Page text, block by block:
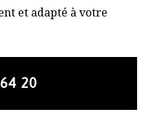
et adapté à votre
20